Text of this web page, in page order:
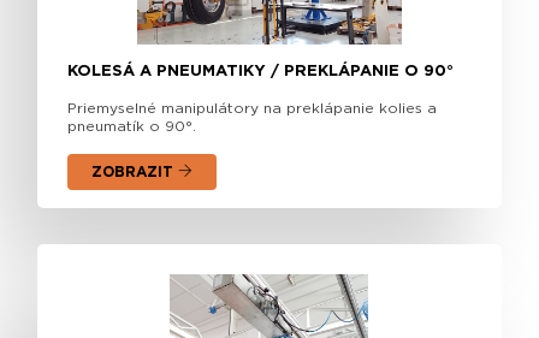
KOLESÁ A PNEUMATIKY / PREKLÁPANIE O 90°
Priemyselné manipulátory na preklápanie kolies a
pneumatík o 90°.
ZOBRAZIT